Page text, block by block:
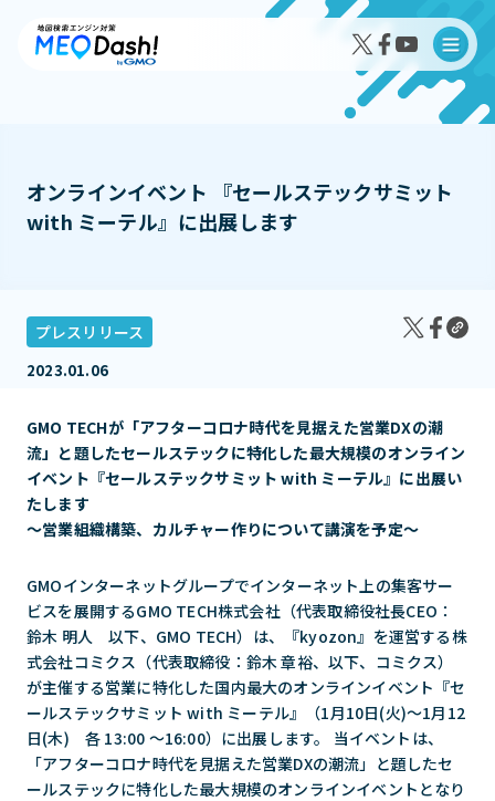
MEO Dash!の特徴
成果事例
オンラインイベント 『セールステックサミット
with ミーテル』に出展します
プレスリリース
2023.01.06
GMO TECHが「アフターコロナ時代を見据えた営業DXの潮
流」と題したセールステックに特化した最大規模のオンライン
イベント『セールステックサミット with ミーテル』に出展い
たします
～営業組織構築、カルチャー作りについて講演を予定～
GMOインターネットグループでインターネット上の集客サー
ビスを展開するGMO TECH株式会社（代表取締役社長CEO：
鈴木 明人 以下、GMO TECH）は、『kyozon』を運営する株
式会社コミクス（代表取締役：鈴⽊ 章裕、以下、コミクス）
が主催する営業に特化した国内最大のオンラインイベント『セ
ールステックサミット with ミーテル』（1月10日(火)～1月12
日(木) 各 13:00 ～16:00）に出展します。 当イベントは、
「アフターコロナ時代を見据えた営業DXの潮流」と題したセ
ールステックに特化した最大規模のオンラインイベントとなり